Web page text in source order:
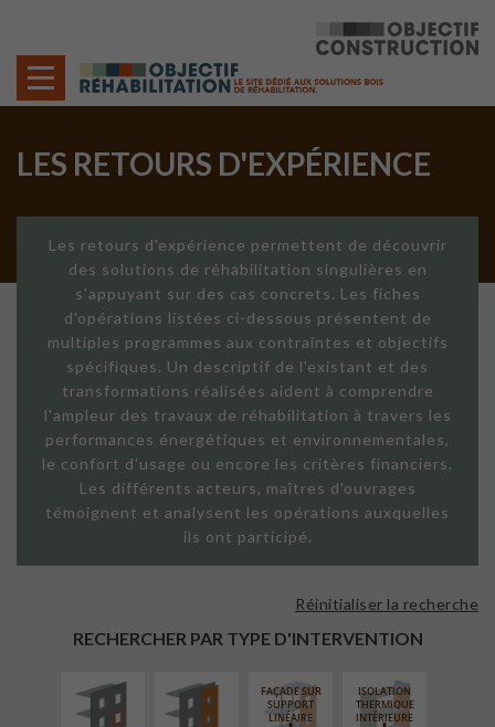
LES RETOURS D'EXPÉRIENCE
Les retours d'expérience permettent de découvrir
des solutions de réhabilitation singulières en
s'appuyant sur des cas concrets. Les fiches
d'opérations listées ci-dessous présentent de
multiples programmes aux contraintes et objectifs
spécifiques. Un descriptif de l'existant et des
transformations réalisées aident à comprendre
l'ampleur des travaux de réhabilitation à travers les
performances énergétiques et environnementales,
le confort d'usage ou encore les critères financiers.
Les différents acteurs, maîtres d'ouvrages
témoignent et analysent les opérations auxquelles
ils ont participé.
RECHERCHER PAR TYPE D'INTERVENTION
Réinitialiser la recherche
EXTÉRIEURE
FAÇADE SUR
SUPPORT
LINÉAIRE
ISOLATION
THERMIQUE
INTÉRIEURE
RÉAMÉNAGEMENT
INTÉRIEUR
RÉFECTION DES
TOITURES